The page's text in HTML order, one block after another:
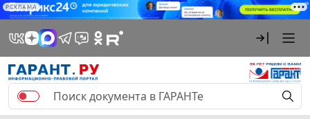
РЕКЛАМА